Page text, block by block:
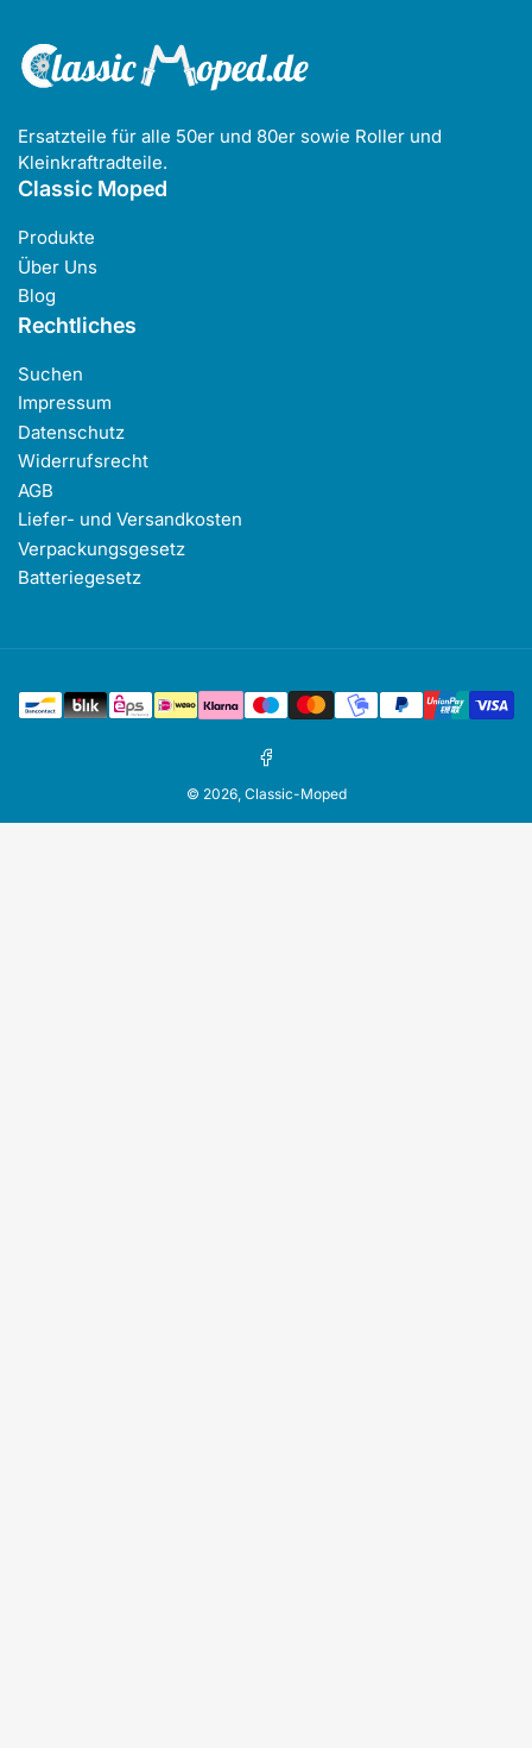
Ersatzteile für alle 50er und 80er sowie Roller und
Kleinkraftradteile.
Classic Moped
Produkte
Über Uns
Blog
Rechtliches
Suchen
Impressum
Datenschutz
Widerrufsrecht
AGB
Liefer- und Versandkosten
Verpackungsgesetz
Batteriegesetz
Zahlungsmethoden
Facebook
© 2026, Classic-Moped